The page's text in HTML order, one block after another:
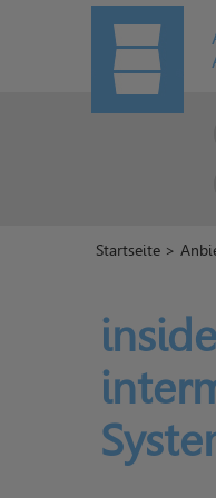
Startseite >